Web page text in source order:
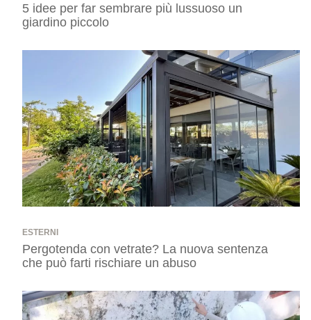
5 idee per far sembrare più lussuoso un
giardino piccolo
ESTERNI
Pergotenda con vetrate? La nuova sentenza
che può farti rischiare un abuso